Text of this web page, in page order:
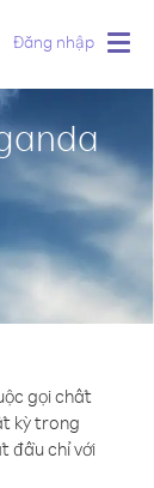
Đăng nhập
gọi chất
kỳ trong
đầu chỉ với